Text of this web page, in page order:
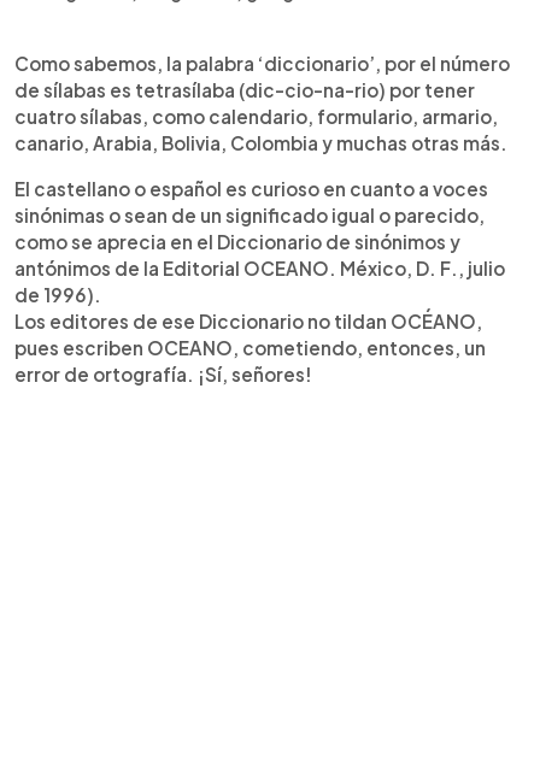
Como sabemos, la palabra ‘diccionario’, por el número
de sílabas es tetrasílaba (dic-cio-na-rio) por tener
cuatro sílabas, como calendario, formulario, armario,
canario, Arabia, Bolivia, Colombia y muchas otras más.
El castellano o español es curioso en cuanto a voces
sinónimas o sean de un significado igual o parecido,
como se aprecia en el Diccionario de sinónimos y
antónimos de la Editorial OCEANO. México, D. F., julio
de 1996).
Los editores de ese Diccionario no tildan OCÉANO,
pues escriben OCEANO, cometiendo, entonces, un
error de ortografía. ¡Sí, señores!